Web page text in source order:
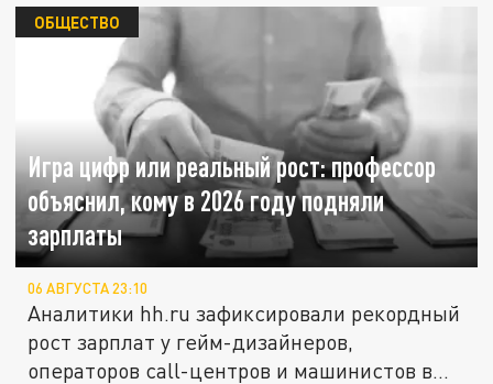
Игра цифр или реальный рост: профессор
объяснил, кому в 2026 году подняли
зарплаты
ОБЩЕСТВО
06 АВГУСТА 23:10
Аналитики hh.ru зафиксировали рекордный
рост зарплат у гейм-дизайнеров,
операторов call-центров и машинистов в...